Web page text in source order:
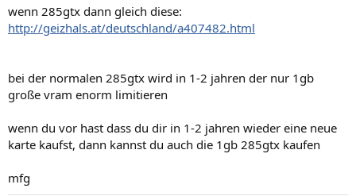
wenn 285gtx dann gleich diese:
http://geizhals.at/deutschland/a407482.html
bei der normalen 285gtx wird in 1-2 jahren der nur 1gb
große vram enorm limitieren
wenn du vor hast dass du dir in 1-2 jahren wieder eine neue
karte kaufst, dann kannst du auch die 1gb 285gtx kaufen
mfg